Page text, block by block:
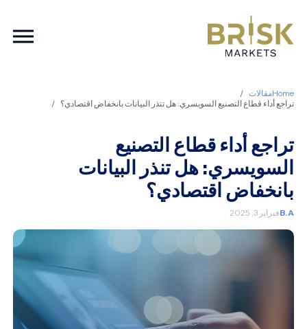
Homeمقالات
تراجع أداء قطاع التصنيع السويسري: هل تنذر البيانات بانخفاض اقتصادي؟
تراجع أداء قطاع التصنيع
السويسري: هل تنذر البيانات
بانخفاض اقتصادي؟
B.Aفبراير 3, 2025